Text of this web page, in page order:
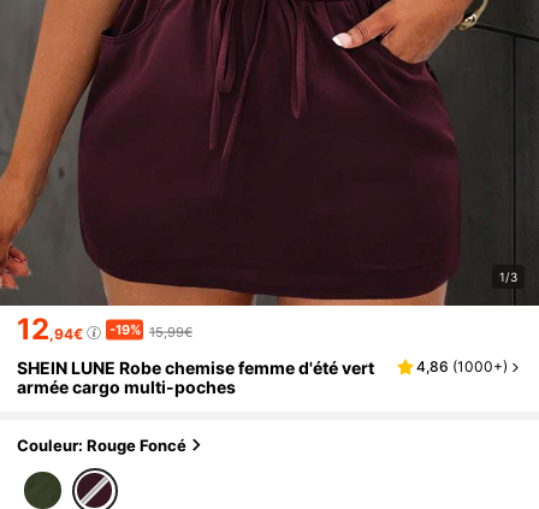
1/3
12,94€ -19% 15,99€
SHEIN LUNE Robe chemise femme d'été vert
armée cargo multi-poches
4,86 (1000+)
Couleur: Rouge Foncé